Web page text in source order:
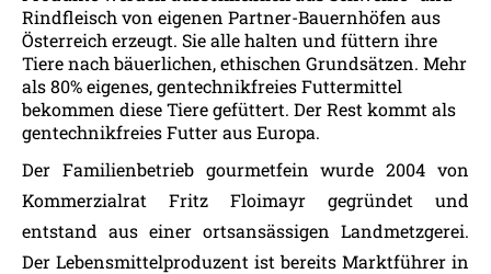
Rindfleisch von eigenen Partner-Bauernhöfen aus
Österreich erzeugt. Sie alle halten und füttern ihre
Tiere nach bäuerlichen, ethischen Grundsätzen. Mehr
als 80% eigenes, gentechnikfreies Futtermittel
bekommen diese Tiere gefüttert. Der Rest kommt als
gentechnikfreies Futter aus Europa.
Der Familienbetrieb gourmetfein wurde 2004 von
Kommerzialrat Fritz Floimayr gegründet und
entstand aus einer ortsansässigen Landmetzgerei.
Der Lebensmittelproduzent ist bereits Marktführer in